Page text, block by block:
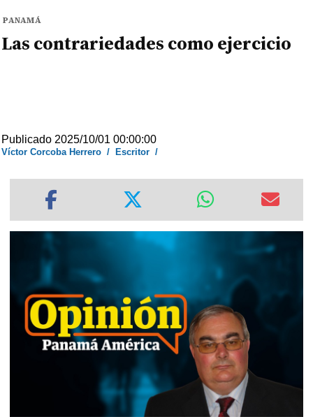
PANAMÁ
Las contrariedades como ejercicio
Publicado 2025/10/01 00:00:00
Víctor Corcoba Herrero / Escritor /